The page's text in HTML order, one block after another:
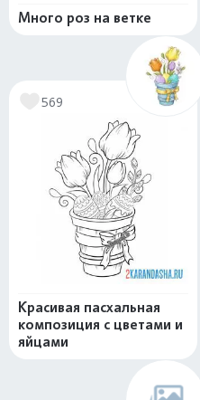
Много роз на ветке
569
Красивая пасхальная
композиция с цветами и
яйцами